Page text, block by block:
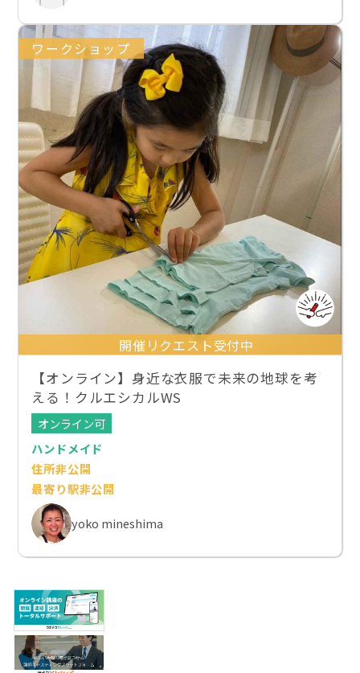
ワークショップ
開催リクエスト受付中
【オンライン】身近な衣服で未来の地球を考
える！クルエシカルWS
オンライン可
ハンドメイド
住所非公開
最寄り駅非公開
yoko mineshima